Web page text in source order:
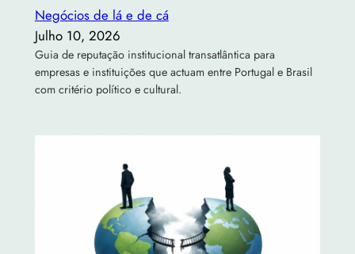
Negócios de lá e de cá
Julho 10, 2026
Guia de reputação institucional transatlântica para
empresas e instituições que actuam entre Portugal e Brasil
com critério político e cultural.